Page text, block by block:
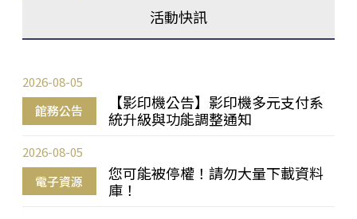
活動快訊
館務公告
【影印機公告】影印機多元支付系
統升級與功能調整通知
2026-08-05
電子資源
您可能被停權！請勿大量下載資料
庫！
2026-08-05